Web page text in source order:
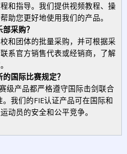
和指导。我们提供视频教程、操
助您更好地使用我们的产品。
采购？
和团体的批量采购，并可根据采
系官方销售代表或经销商，了解
国际比赛规定？
级产品都严格遵守国际击剑联合
我们的FIE认证产品可在国际和
动员的安全和公平竞争。